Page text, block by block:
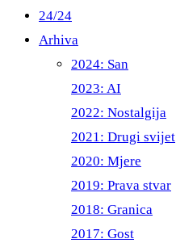
24/24
Arhiva
2024: San
2023: AI
2022: Nostalgija
2021: Drugi svijet
2020: Mjere
2019: Prava stvar
2018: Granica
2017: Gost